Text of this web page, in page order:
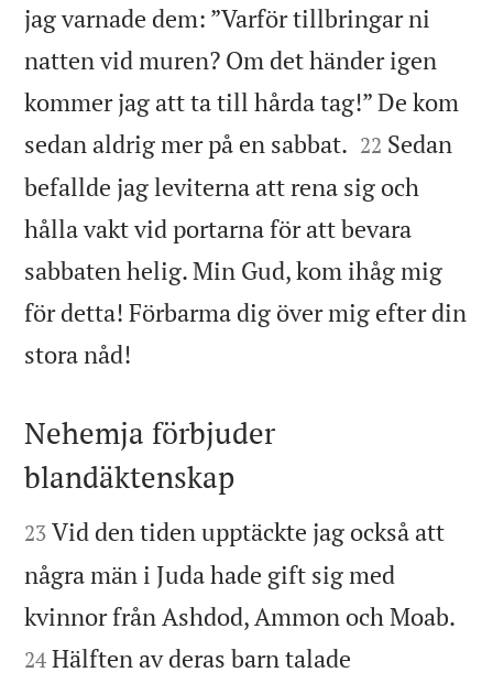
jag varnade dem: ”Varför tillbringar ni
natten vid muren? Om det händer igen
kommer jag att ta till hårda tag!” De kom
sedan aldrig mer på en sabbat. 

22 Sedan
befallde jag leviterna att rena sig och
hålla vakt vid portarna för att bevara
sabbaten helig. Min Gud, kom ihåg mig
för detta! Förbarma dig över mig efter din
stora nåd!

Nehemja förbjuder
blandäktenskap

23 Vid den tiden upptäckte jag också att
några män i Juda hade gift sig med
kvinnor från Ashdod, Ammon och Moab.
24 Hälften av deras barn talade